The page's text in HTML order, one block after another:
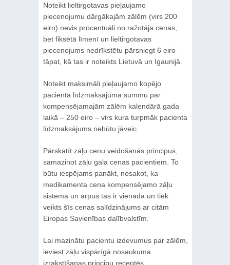
Noteikt lieltirgotavas pieļaujamo
piecenojumu dārgākajām zālēm (virs 200
eiro) nevis procentuāli no ražotāja cenas,
bet fiksētā līmenī un lieltirgotavas
piecenojums nedrīkstētu pārsniegt 6 eiro –
tāpat, kā tas ir noteikts Lietuvā un Igaunijā.
Noteikt maksimāli pieļaujamo kopējo
pacienta līdzmaksājuma summu par
kompensējamajām zālēm kalendārā gada
laikā – 250 eiro – virs kura turpmāk pacienta
līdzmaksājums nebūtu jāveic.
Pārskatīt zāļu cenu veidošanās principus,
samazinot zāļu gala cenas pacientiem. To
būtu iespējams panākt, nosakot, ka
medikamenta cena kompensējamo zāļu
sistēmā un ārpus tās ir vienāda un tiek
veikts šīs cenas salīdzinājums ar citām
Eiropas Savienības dalībvalstīm.
Lai mazinātu pacientu izdevumus par zālēm,
ieviest zāļu vispārīgā nosaukuma
izrakstīšanas principu receptēs